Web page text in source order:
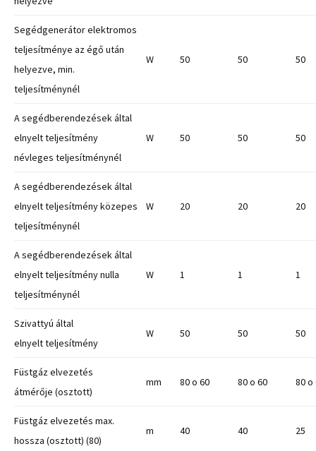
Segédgenerátor elektromos
teljesítménye az égő után
helyezve, min.
teljesítménynél
W 50 50 50
A segédberendezések által
elnyelt teljesítmény
névleges teljesítménynél
W 50 50 50
A segédberendezések által
elnyelt teljesítmény közepes
teljesítménynél
W 20 20 20
A segédberendezések által
elnyelt teljesítmény nulla
teljesítménynél
W 1 1 1
Szivattyú által
elnyelt teljesítmény
W 50 50 50
Füstgáz elvezetés
átmérője (osztott)
mm 80 o 60 80 o 60 80 o
Füstgáz elvezetés max.
hossza (osztott) (80)
m 40 40 25